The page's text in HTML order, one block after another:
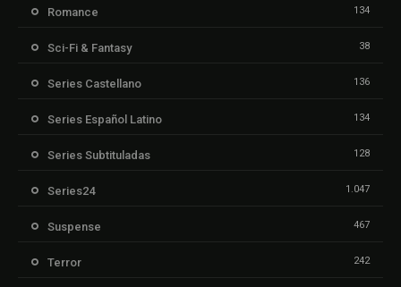
Romance 134
Sci-Fi & Fantasy 38
Series Castellano 136
Series Español Latino 134
Series Subtituladas 128
Series24 1.047
Suspense 467
Terror 242